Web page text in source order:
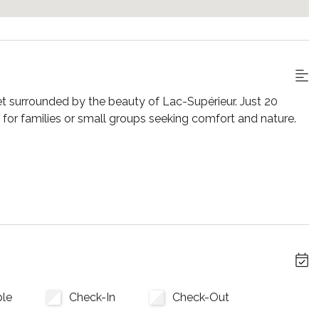
by the beauty of Lac-Supérieur. Just 20
families or small groups seeking comfort and nature.
fireplace, and a large smart TV. The fully equipped
together.
games room with foosball and board games. Each
center, tennis courts, beach, or explore Mont-
Check-In Check-Out